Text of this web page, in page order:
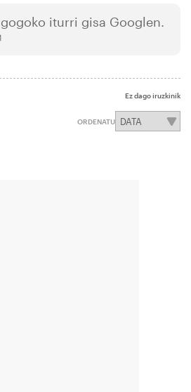
gogoko iturri gisa Googlen.
Ez dago iruzkinik
ORDENATU